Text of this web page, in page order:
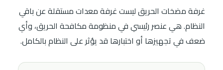
غرفة مضخات الحريق ليست غرفة معدات مستقلة عن باقي
النظام. هي عنصر رئيسي في منظومة مكافحة الحريق، وأي
ضعف في تجهيزها أو اختبارها قد يؤثر على النظام بالكامل.